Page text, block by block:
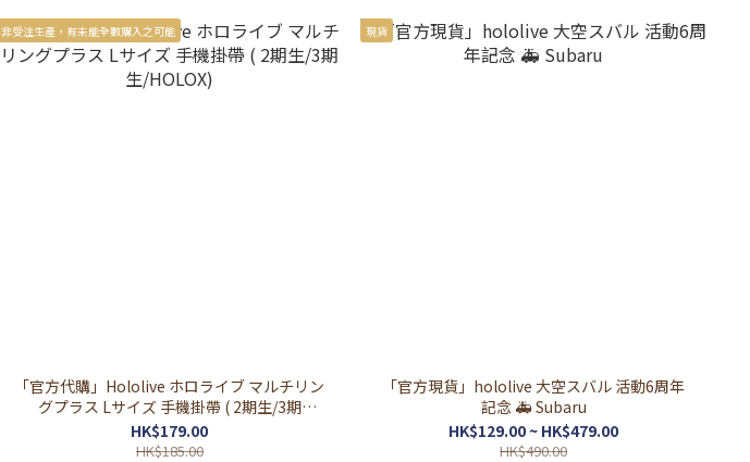
非受注生產，有未能全數購入之可能
「官方代購」Hololive ホロライブ マルチリン
グプラス Lサイズ 手機掛帶 ( 2期生/3期
生/HOLOX)
HK$179.00
HK$185.00
現貨
「官方現貨」hololive 大空スバル 活動6周年
記念 🚑 Subaru
HK$129.00 ~ HK$479.00
HK$490.00